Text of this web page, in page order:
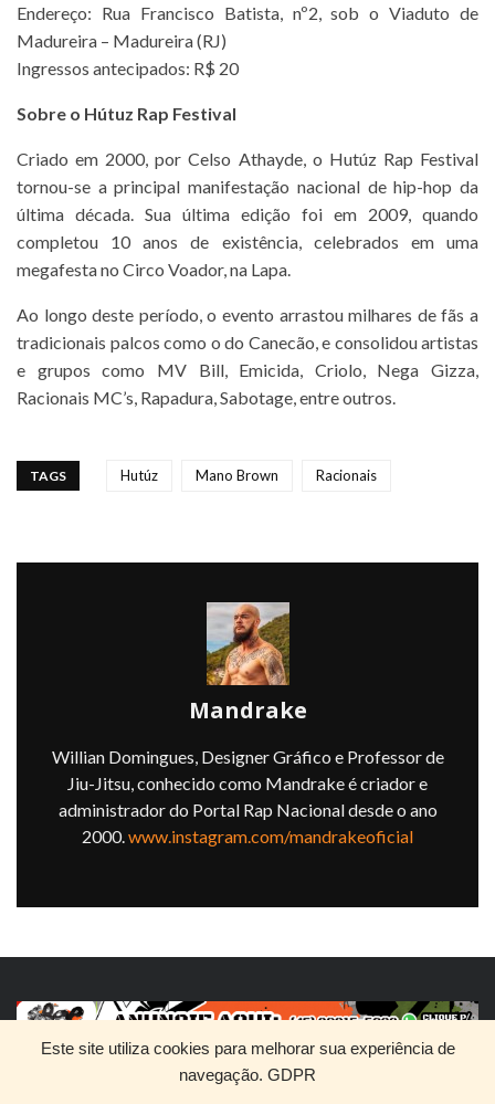
Este site utiliza cookies para melhorar sua experiência de
navegação. GDPR
Endereço: Rua Francisco Batista, nº2, sob o Viaduto de
Madureira – Madureira (RJ)
Ingressos antecipados: R$ 20
Sobre o Hútuz Rap Festival
Criado em 2000, por Celso Athayde, o Hutúz Rap Festival
tornou-se a principal manifestação nacional de hip-hop da
última década. Sua última edição foi em 2009, quando
completou 10 anos de existência, celebrados em uma
megafesta no Circo Voador, na Lapa.
Ao longo deste período, o evento arrastou milhares de fãs a
tradicionais palcos como o do Canecão, e consolidou artistas
e grupos como MV Bill, Emicida, Criolo, Nega Gizza,
Racionais MC’s, Rapadura, Sabotage, entre outros.
TAGS Hutúz Mano Brown Racionais
Mandrake
Willian Domingues, Designer Gráfico e Professor de
Jiu-Jitsu, conhecido como Mandrake é criador e
administrador do Portal Rap Nacional desde o ano
2000. www.instagram.com/mandrakeoficial